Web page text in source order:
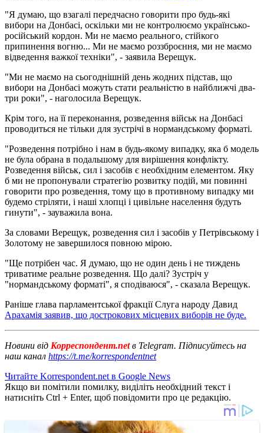
"Я думаю, що взагалі передчасно говорити про будь-які
вибори на Донбасі, оскільки ми не контролюємо українсько-
російський кордон. Ми не маємо реального, стійкого
припинення вогню... Ми не маємо роззброєння, ми не маємо
відведення важкої техніки", - заявила Верещук.
"Ми не маємо на сьогоднішній день жодних підстав, що
вибори на Донбасі можуть стати реальністю в найближчі два-
три роки", - наголосила Верещук.
Крім того, на її переконання, розведення військ на Донбасі
проводиться не тільки для зустрічі в нормандському форматі.
"Розведення потрібно і нам в будь-якому випадку, яка б модель
не була обрана в подальшому для вирішення конфлікту.
Розведення військ, сил і засобів є необхідним елементом. Яку
б ми не пропонували стратегію розвитку подій, ми повинні
говорити про розведення, тому що в противному випадку ми
будемо стріляти, і наші хлопці і цивільне населення будуть
гинути", - зауважила вона.
За словами Верещук, розведення сил і засобів у Петрівському і
Золотому не завершилося повною мірою.
"Ще потрібен час. Я думаю, що не один день і не тиждень
триватиме реальне розведення. Що далі? Зустріч у
"нормандському форматі", я сподіваюся", - сказала Верещук.
Раніше глава парламентської фракції Слуга народу Давид
Арахамія заявив, що дострокових місцевих виборів не буде.
Новини від Корреспондент.netв Telegram. Підписуйтесь на
наш канал https://t.me/korrespondentnet
Читайте Korrespondent.net в Google News
Якщо ви помітили помилку, виділіть необхідний текст і
натисніть Ctrl + Enter, щоб повідомити про це редакцію.